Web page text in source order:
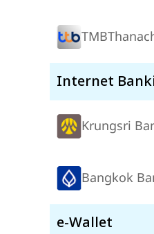
Internet
Krungsri
Bangkok
e-Wallet